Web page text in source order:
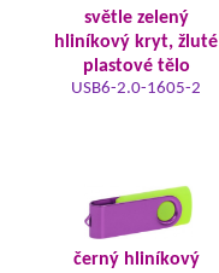
světle zelený
hliníkový kryt, žluté
plastové tělo
USB6-2.0-1605-2
černý hliníkový